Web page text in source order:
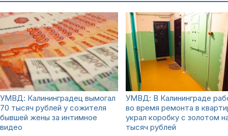
УМВД: Калининградец вымогал
70 тысяч рублей у сожителя
бывшей жены за интимное
видео
УМВД: В Калининграде
во время ремонта в
украл коробку с золотом
тысяч рублей